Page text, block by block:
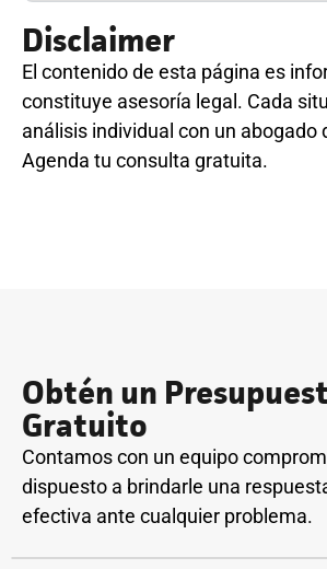
Disclaimer
El contenido de esta página es
constituye asesoría legal. Cada
análisis individual con un abogado
Agenda tu consulta gratuita.
Obtén un
Gratuito
Contamos con un equipo
dispuesto a brindarle una
efectiva ante cualquier problema.